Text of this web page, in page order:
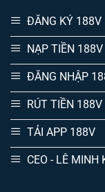
ĐĂNG KÝ 188V
NẠP TIỀN 188V
ĐĂNG NHẬP
RÚT TIỀN 188V
TẢI APP 188V
CEO - LÊ MINH